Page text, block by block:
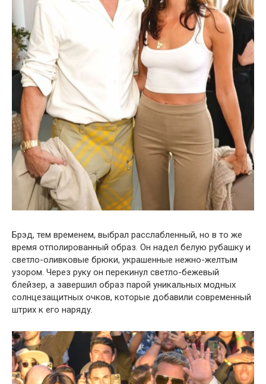
Брэд, тем временем, выбрал расслабленный, но в то же
время отполированный образ. Он надел белую рубашку и
светло-оливковые брюки, украшенные нежно-желтым
узором. Через руку он перекинул светло-бежевый
блейзер, а завершил образ парой уникальных модных
солнцезащитных очков, которые добавили современный
штрих к его наряду.